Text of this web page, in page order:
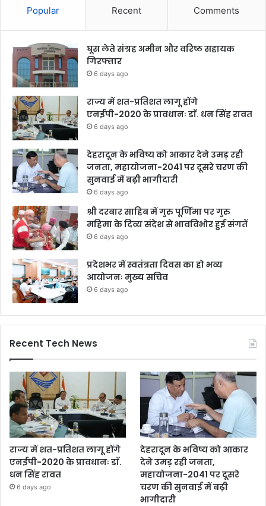
Popular Recent Comments
घूस लेते संग्रह अमीन और वरिष्ठ सहायक
गिरफ्तार
6 days ago
राज्य में शत-प्रतिशत लागू होंगे
एनईपी-2020 के प्रावधानः डाॅ. धन सिंह रावत
6 days ago
देहरादून के भविष्य को आकार देने उमड़ रही
जनता, महायोजना-2041 पर दूसरे चरण की
सुनवाई में बढ़ी भागीदारी
6 days ago
श्री दरबार साहिब में गुरु पूर्णिमा पर गुरु
महिमा के दिव्य संदेश से भावविभोर हुई संगतें
6 days ago
प्रदेशभर में स्वतंत्रता दिवस का हो भव्य
आयोजनः मुख्य सचिव
6 days ago
Recent Tech News
राज्य में शत-प्रतिशत लागू होंगे
एनईपी-2020 के प्रावधानः डाॅ.
धन सिंह रावत
6 days ago
देहरादून के भविष्य को आकार
देने उमड़ रही जनता,
महायोजना-2041 पर दूसरे
चरण की सुनवाई में बढ़ी
भागीदारी